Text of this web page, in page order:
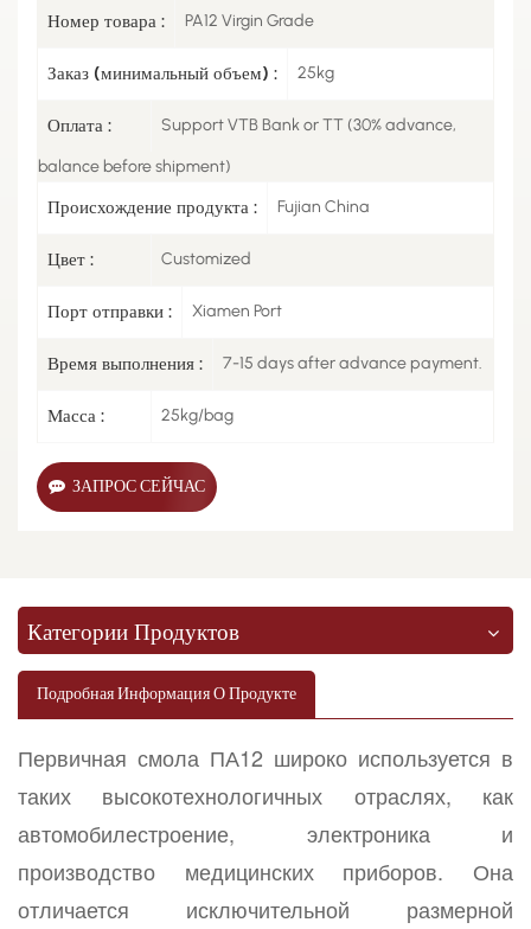
Номер товара : PA12 Virgin Grade
Заказ (минимальный объем) : 25kg
Оплата : Support VTB Bank or TT (30% advance,
balance before shipment)
Происхождение продукта : Fujian China
Цвет : Customized
Порт отправки : Xiamen Port
Время выполнения : 7-15 days after advance payment.
Масса : 25kg/bag
ЗАПРОС СЕЙЧАС
Категории Продуктов
Подробная Информация О Продукте
Первичная смола ПА12 широко используется в
таких высокотехнологичных отраслях, как
автомобилестроение, электроника и
производство медицинских приборов. Она
отличается исключительной размерной